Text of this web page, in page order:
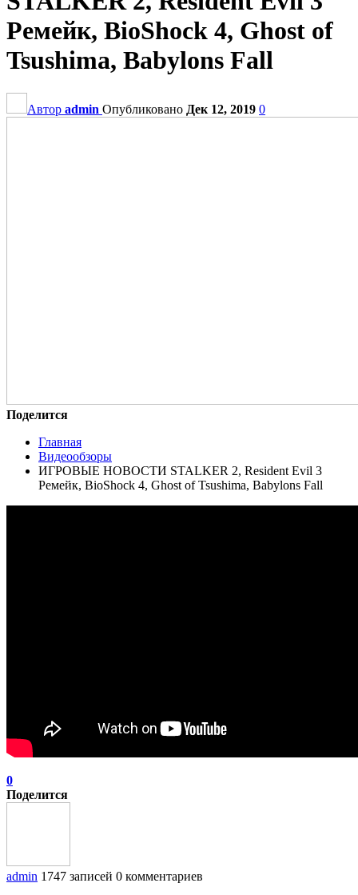
Ремейк, BioShock 4, Ghost of
Tsushima, Babylons Fall
Автор admin Опубликовано Дек 12, 2019 0
Поделится
Главная
Видеообзоры
ИГРОВЫЕ НОВОСТИ STALKER 2, Resident Evil 3
Ремейк, BioShock 4, Ghost of Tsushima, Babylons Fall
0
Поделится
admin 1747 записей 0 комментариев